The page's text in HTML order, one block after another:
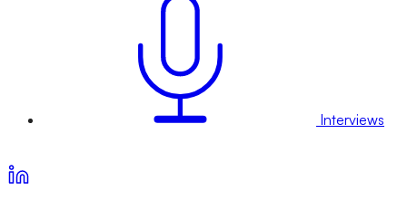
Interviews